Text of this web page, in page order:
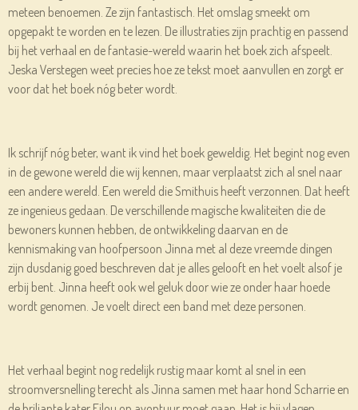
meteen benoemen. Ze zijn fantastisch. Het omslag smeekt om
opgepakt te worden en te lezen. De illustraties zijn prachtig en passend
bij het verhaal en de fantasie-wereld waarin het boek zich afspeelt.
Jeska Verstegen weet precies hoe ze tekst moet aanvullen en zorgt er
voor dat het boek nóg beter wordt.
Ik schrijf nóg beter, want ik vind het boek geweldig. Het begint nog even
in de gewone wereld die wij kennen, maar verplaatst zich al snel naar
een andere wereld. Een wereld die Smithuis heeft verzonnen. Dat heeft
ze ingenieus gedaan. De verschillende magische kwaliteiten die de
bewoners kunnen hebben, de ontwikkeling daarvan en de
kennismaking van hoofpersoon Jinna met al deze vreemde dingen
zijn dusdanig goed beschreven dat je alles gelooft en het voelt alsof je
erbij bent. Jinna heeft ook wel geluk door wie ze onder haar hoede
wordt genomen. Je voelt direct een band met deze personen.
Het verhaal begint nog redelijk rustig maar komt al snel in een
stroomversnelling terecht als Jinna samen met haar hond Scharrie en